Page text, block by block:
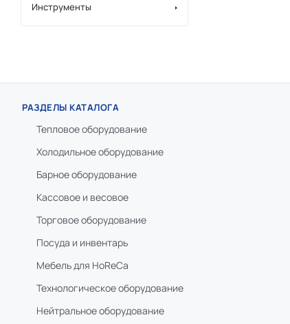
Инструменты
РАЗДЕЛЫ КАТАЛОГА
Тепловое оборудование
Холодильное оборудование
Барное оборудование
Кассовое и весовое
Торговое оборудование
Посуда и инвентарь
Мебель для HoReCa
Технологическое оборудование
Нейтральное оборудование